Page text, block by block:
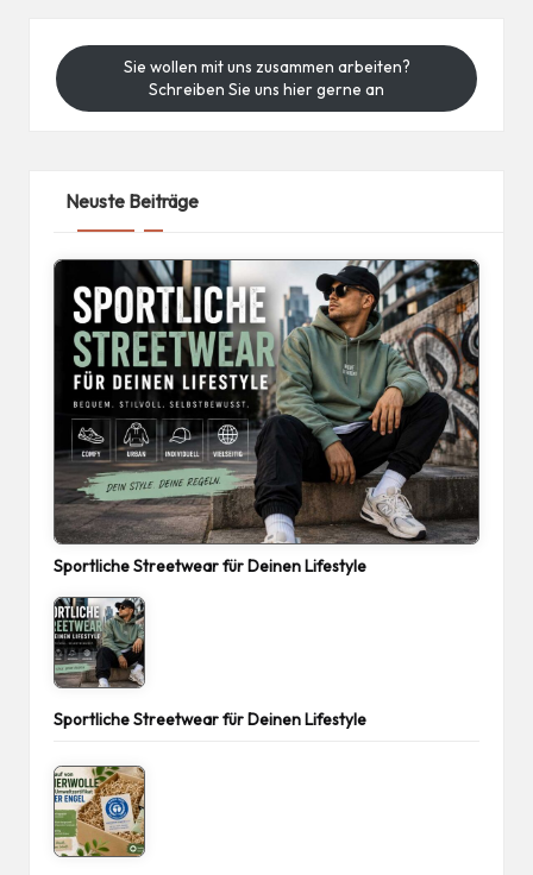
Sie wollen mit uns zusammen arbeiten?
Schreiben Sie uns hier gerne an
Neuste Beiträge
Sportliche Streetwear für Deinen Lifestyle
Sportliche Streetwear für Deinen Lifestyle